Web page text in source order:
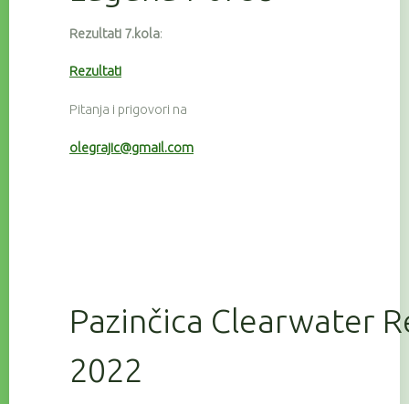
Rezultati 7.kola:
Rezultati
Pitanja i prigovori na
olegrajic@gmail.com
Pazinčica Clearwater
2022